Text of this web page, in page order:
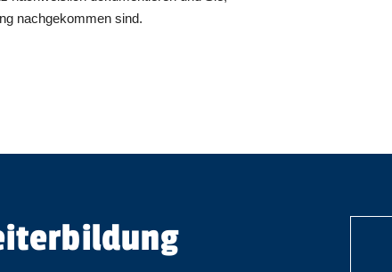
nachgekommen sind.